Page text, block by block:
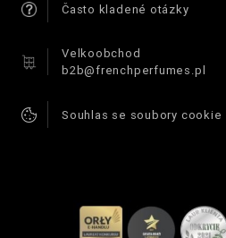
Často kladené otázky
Velkoobchod
b2b@frenchperfumes.pl
Souhlas se soubory cookie